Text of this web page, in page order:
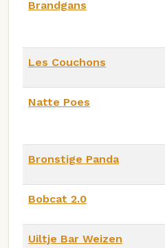
Brandgans
Les Couchons
Natte Poes
Bronstige Panda
Bobcat 2.0
Uiltje Bar Weizen